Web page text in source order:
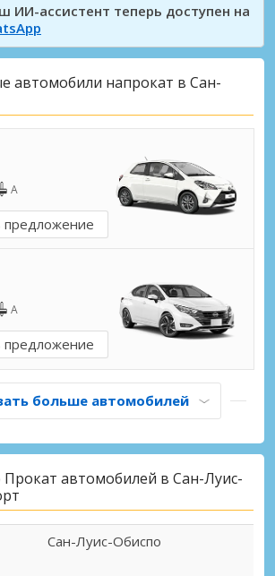
ИИ-ассистент теперь доступен на
автомобили напрокат в Сан-
A
предложение
A
предложение
больше автомобилей
автомобилей в Сан-Луис-
Сан-Луис-Обиспо